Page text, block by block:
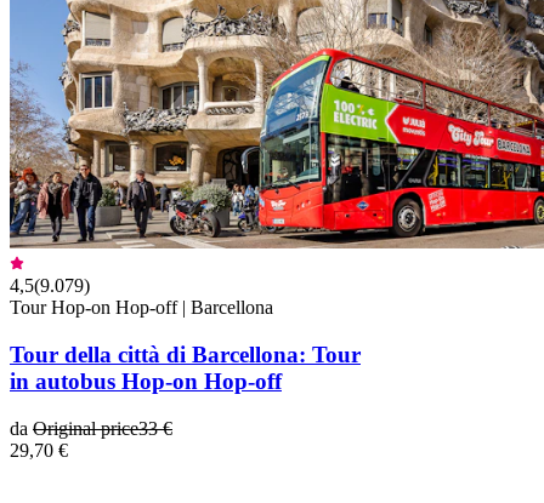
4,5(9.079)
Tour Hop-on Hop-off | Barcellona
Tour della città di Barcellona: Tour
in autobus Hop-on Hop-off
da Original price33 €
29,70 €